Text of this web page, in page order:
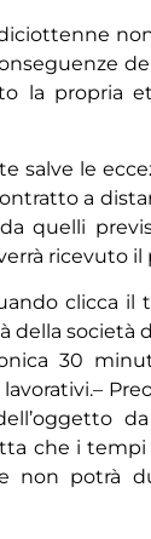
la propria
salve le
a
quelli
ricevuto il
clicca il
della
30
che i tempi
non potrà